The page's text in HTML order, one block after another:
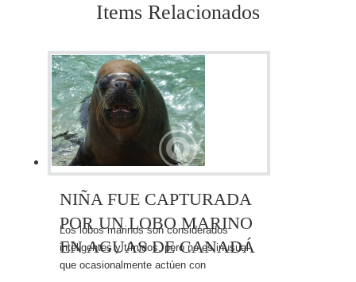
Items Relacionados
NIÑA FUE CAPTURADA
POR UN LOBO MARINO
EN AGUAS DE CANADÁ
Los lobos marinos son considerados
inteligentes y tímidos, pero no es inusual
que ocasionalmente actúen con